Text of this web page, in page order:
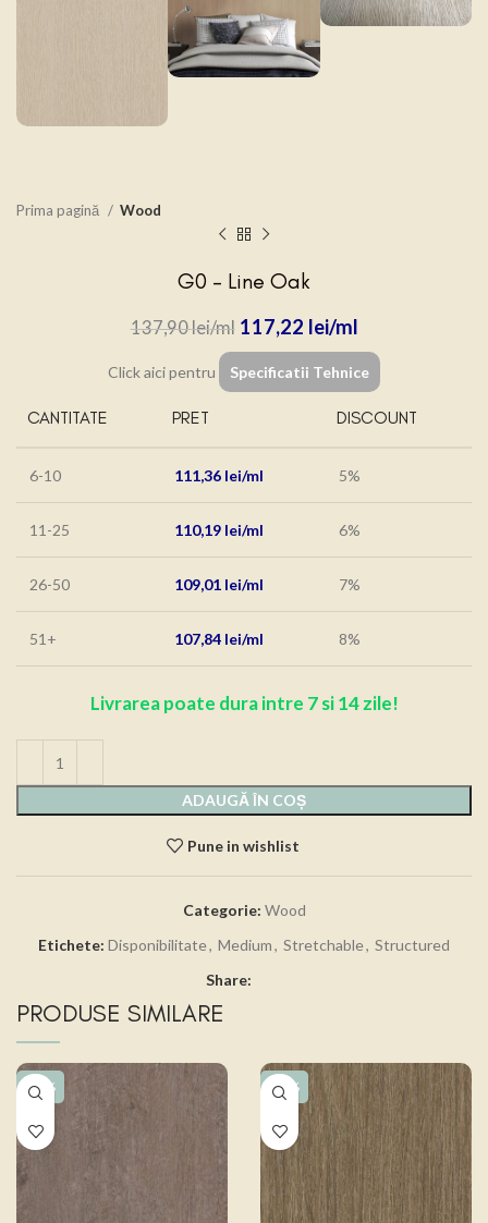
Prima pagină Wood
G0 – Line Oak
137,90lei 117,22 lei
Click aici pentru Specificatii Tehnice
CANTITATE PRET DISCOUNT
6-10 111,36 lei 5%
11-25 110,19 lei 6%
26-50 109,01 lei 7%
51+ 107,84 lei 8%
Livrarea poate dura intre 7 si 14 zile!
ADAUGĂ ÎN COȘ
Pune in wishlist
Categorie: Wood
Etichete: Disponibilitate, Medium, Stretchable, Structured
Share:
PRODUSE SIMILARE
-15% -15%